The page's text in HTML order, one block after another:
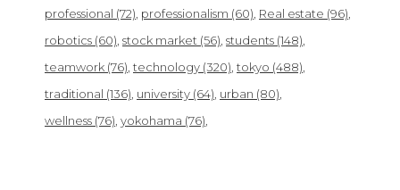
professional (72) professionalism (60) Real estate (96)
robotics (60) stock market (56) students (148)
teamwork (76) technology (320) tokyo (488)
traditional (136) university (64) urban (80)
wellness (76) yokohama (76)